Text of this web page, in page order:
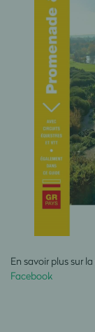
En savoir plus sur la
Facebook